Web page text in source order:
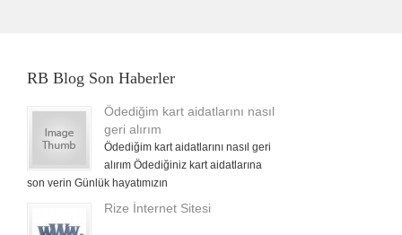
RB Blog Son Haberler
Ödediğim kart aidatlarını nasıl
geri alırım
Ödediğim kart aidatlarını nasıl geri
alırım Ödediğiniz kart aidatlarına
son verin Günlük hayatımızın
Rize İnternet Sitesi